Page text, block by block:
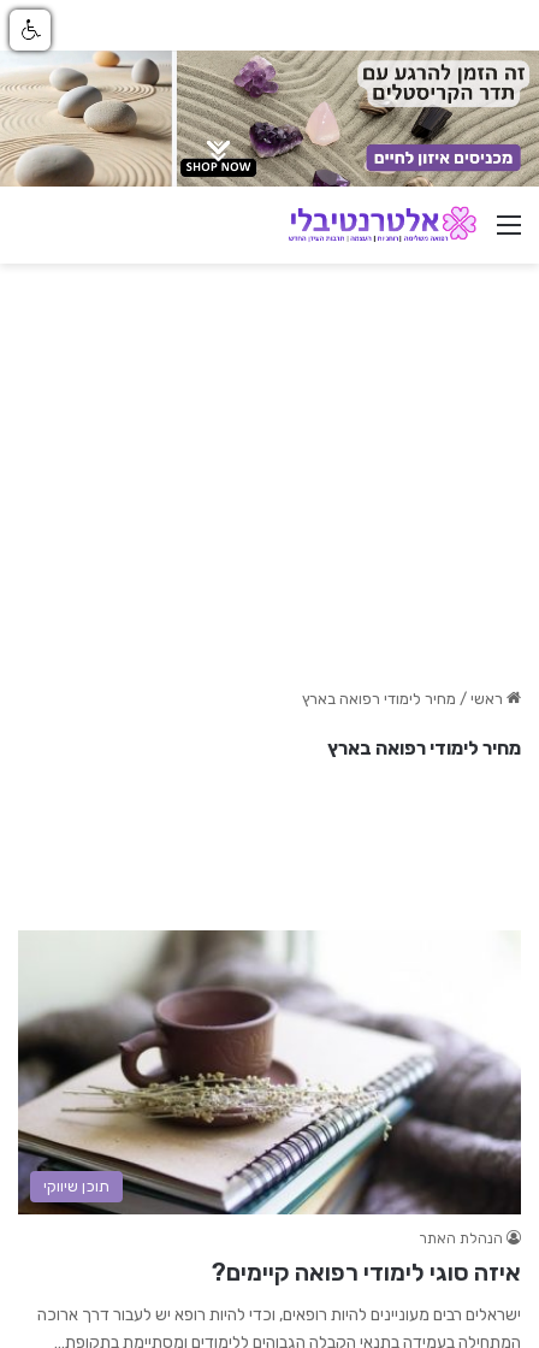
ניווט באתר
ראשי / מחיר לימודי רפואה בארץ
מחיר לימודי רפואה בארץ
תוכן שיווקי
הנהלת האתר
איזה סוגי לימודי רפואה קיימים?
ישראלים רבים מעוניינים להיות רופאים, וכדי להיות רופא יש לעבור דרך ארוכה
המתחילה בעמידה בתנאי הקבלה הגבוהים ללימודים ומסתיימת בתקופת…